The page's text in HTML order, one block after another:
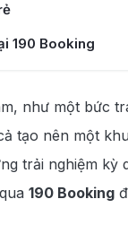
190 Booking
như một bức
tạo nên một
trải nghiệm
qua 190 Booking